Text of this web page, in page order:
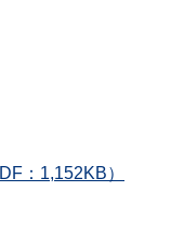
：1,152KB）